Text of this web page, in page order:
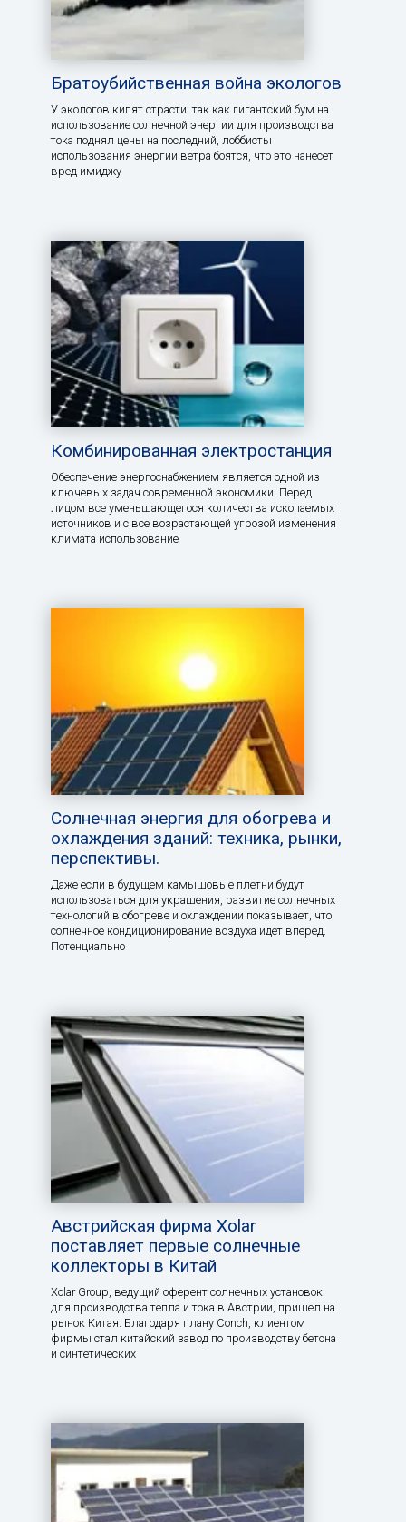
Братоубийственная война экологов
У экологов кипят страсти: так как гигантский бум на
использование солнечной энергии для производства
тока поднял цены на последний, лоббисты
использования энергии ветра боятся, что это нанесет
вред имиджу
Комбинированная электростанция
Обеспечение энергоснабжением является одной из
ключевых задач современной экономики. Перед
лицом все уменьшающегося количества ископаемых
источников и с все возрастающей угрозой изменения
климата использование
Солнечная энергия для обогрева и
охлаждения зданий: техника, рынки,
перспективы.
Даже если в будущем камышовые плетни будут
использоваться для украшения, развитие солнечных
технологий в обогреве и охлаждении показывает, что
солнечное кондиционирование воздуха идет вперед.
Потенциально
Австрийская фирма Xolar
поставляет первые солнечные
коллекторы в Китай
Xolar Group, ведущий оферент солнечных установок
для производства тепла и тока в Австрии, пришел на
рынок Китая. Благодаря плану Conch, клиентом
фирмы стал китайский завод по производству бетона
и синтетических